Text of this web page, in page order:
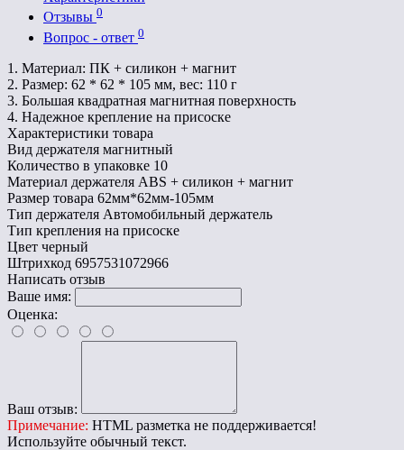
Отзывы 0
Вопрос - ответ 0
1. Материал: ПК + силикон + магнит
2. Размер: 62 * 62 * 105 мм, вес: 110 г
3. Большая квадратная магнитная поверхность
4. Надежное крепление на присоске
Характеристики товара
Вид держателя магнитный
Количество в упаковке 10
Материал держателя ABS + силикон + магнит
Размер товара 62мм*62мм-105мм
Тип держателя Автомобильный держатель
Тип крепления на присоске
Цвет черный
Штрихкод 6957531072966
Написать отзыв
Ваше имя:
Оценка:
Ваш отзыв:
Примечание: HTML разметка не поддерживается!
Используйте обычный текст.